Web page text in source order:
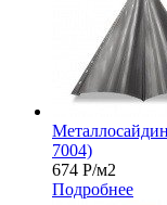
7004)
674 Р/м2
Подробнее